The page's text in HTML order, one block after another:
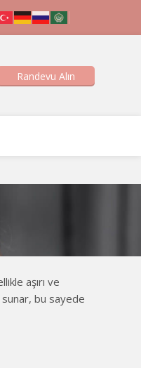
Randevu Alın
aşırı ve
sunar, bu sayede